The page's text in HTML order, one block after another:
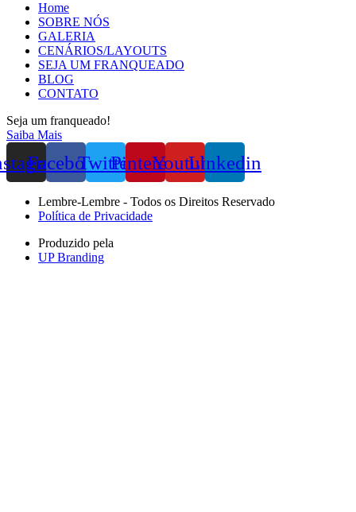
Home
SOBRE NÓS
GALERIA
CENÁRIOS/LAYOUTS
SEJA UM FRANQUEADO
BLOG
CONTATO
Seja um franqueado!
Saiba Mais
FacebookTwitterPinterestYoutubeLinkedin
Lembre-Lembre - Todos os Direitos Reservado
Política de Privacidade
Produzido pela
UP Branding